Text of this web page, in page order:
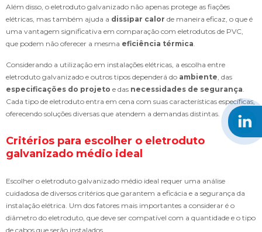
Além disso, o eletroduto galvanizado não apenas protege as fiações
elétricas, mas também ajuda a dissipar calor de maneira eficaz, o que é
uma vantagem significativa em comparação com eletrodutos de PVC,
que podem não oferecer a mesma eficiência térmica.
Considerando a utilização em instalações elétricas, a escolha entre
eletroduto galvanizado e outros tipos dependerá do ambiente, das
especificações do projeto e das necessidades de segurança.
Cada tipo de eletroduto entra em cena com suas características específicas,
oferecendo soluções diversas que atendem a demandas distintas.
Critérios para escolher o eletroduto
galvanizado médio ideal
Escolher o eletroduto galvanizado médio ideal requer uma análise
cuidadosa de diversos critérios que garantem a eficácia e a segurança da
instalação elétrica. Um dos fatores mais importantes a considerar é o
diâmetro do eletroduto, que deve ser compatível com a quantidade e o tipo
de cabos que serão instalados.